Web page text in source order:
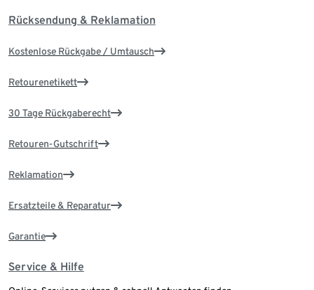
Rücksendung & Reklamation
Kostenlose Rückgabe / Umtausch
Retourenetikett
30 Tage Rückgaberecht
Retouren-Gutschrift
Reklamation
Ersatzteile & Reparatur
Garantie
Service & Hilfe